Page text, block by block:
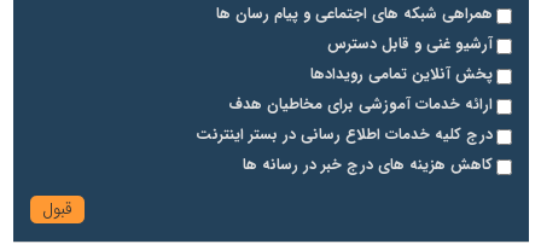
همراهی شبکه های اجتماعی و پیام رسان ها
آرشیو غنی و قابل دسترس
پخش آنلاین تمامی رویدادها
ارائه خدمات آموزشی برای مخاطیان هدف
درج کلیه خدمات اطلاع رسانی در بستر اینترنت
کاهش هزینه های درج خبر در رسانه ها